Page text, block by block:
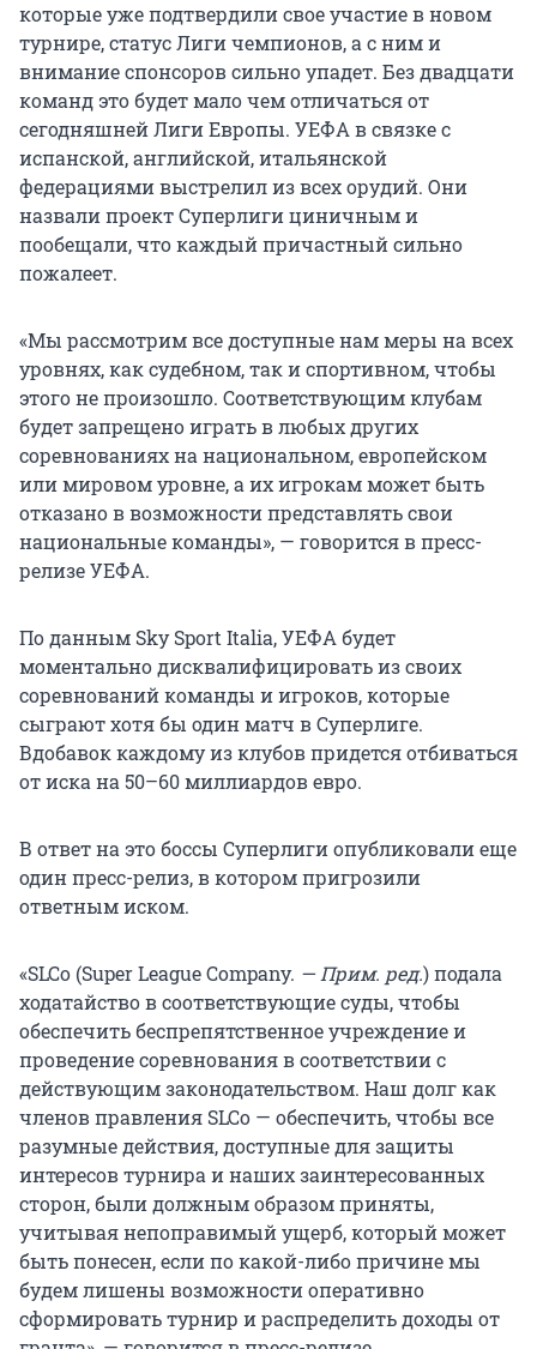
которые уже подтвердили свое участие в новом
турнире, статус Лиги чемпионов, а с ним и
внимание спонсоров сильно упадет. Без двадцати
команд это будет мало чем отличаться от
сегодняшней Лиги Европы. УЕФА в связке с
испанской, английской, итальянской
федерациями выстрелил из всех орудий. Они
назвали проект Суперлиги циничным и
пообещали, что каждый причастный сильно
пожалеет.
«Мы рассмотрим все доступные нам меры на всех
уровнях, как судебном, так и спортивном, чтобы
этого не произошло. Соответствующим клубам
будет запрещено играть в любых других
соревнованиях на национальном, европейском
или мировом уровне, а их игрокам может быть
отказано в возможности представлять свои
национальные команды», — говорится в пресс-
релизе УЕФА.
По данным Sky Sport Italia, УЕФА будет
моментально дисквалифицировать из своих
соревнований команды и игроков, которые
сыграют хотя бы один матч в Суперлиге.
Вдобавок каждому из клубов придется отбиваться
от иска на 50–60 миллиардов евро.
В ответ на это боссы Суперлиги опубликовали еще
один пресс-релиз, в котором пригрозили
ответным иском.
«SLCo (Super League Company. — Прим. ред.) подала
ходатайство в соответствующие суды, чтобы
обеспечить беспрепятственное учреждение и
проведение соревнования в соответствии с
действующим законодательством. Наш долг как
членов правления SLCo — обеспечить, чтобы все
разумные действия, доступные для защиты
интересов турнира и наших заинтересованных
сторон, были должным образом приняты,
учитывая непоправимый ущерб, который может
быть понесен, если по какой-либо причине мы
будем лишены возможности оперативно
сформировать турнир и распределить доходы от